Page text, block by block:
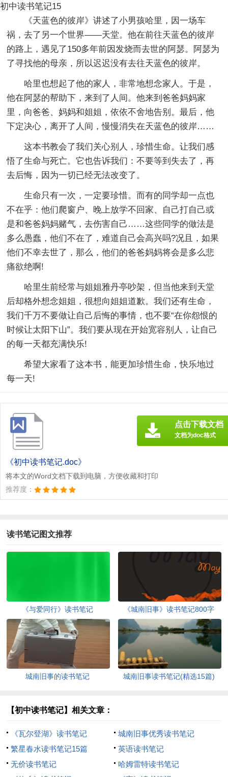
初中读书笔记15
《天蓝色的彼岸》讲述了小男孩哈里，因一场车
祸，去了另一个世界——天堂。他在前往天蓝色的彼岸
的路上，遇见了150多年前因发烧而去世的阿瑟。阿瑟为
了寻找他的母亲，所以迟迟没有去往天蓝色的彼岸。
哈里也想起了他的家人，非常地想念家人。于是，
他在阿瑟的帮助下，来到了人间。他来到爸爸妈妈家
里，向爸爸、妈妈和姐姐，依依不舍地告别。最后，他
下定决心，离开了人间，慢慢消失在天蓝色的彼岸……
这本书教会了我们关心别人，珍惜生命。让我们感
悟了生命与死亡。它也告诉我们：不要等到失去了，再
去后悔，因为一切已经无法改变了。
生命只有一次，一定要珍惜。而有的同学却一点也
不在乎：他们爬窗户、晚上放学不回家、自己打自己或
是和爸爸妈妈赌气，去伤害自己……这些同学的做法是
多么愚蠢，他们不在了，难道自己会高兴吗?况且，如果
他们不幸去世了，那么，他们的爸爸妈妈将会是多么悲
痛欲绝啊!
哈里生前经常与姐姐雅丹亭吵架，但当他来到天堂
后却格外想念姐姐，很想向姐姐道歉。我们还有生命，
我们千万不要做让自己后悔的事情，也不要“在你怨恨的
时候让太阳下山”。我们要从现在开始宽容别人，让自己
的每一天都充满快乐!
希望大家看了这本书，能更加珍惜生命，快乐地过
每一天!
《初中读书笔记.doc》
将本文的Word文档下载到电脑，方便收藏和打印
推荐度：
点击下载文档
文档为doc格式
读书笔记图文推荐
《与爱同行》读书笔记 《城南旧事》读书笔记800字
城南旧事的读书笔记 城南旧事读书笔记(精选15篇)
【初中读书笔记】相关文章：
《瓦尔登湖》读书笔记
城南旧事优秀读书笔记
繁星春水读书笔记15篇
英语读书笔记
无价读书笔记
哈姆雷特读书笔记